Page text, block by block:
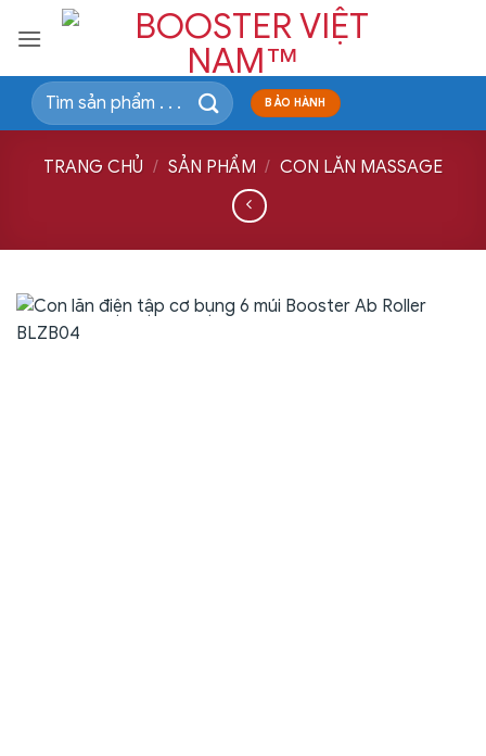
qua
dungTìm
kiếm:
BẢO HÀNH
TRANG CHỦ / SẢN PHẨM / CON LĂN MASSAGE